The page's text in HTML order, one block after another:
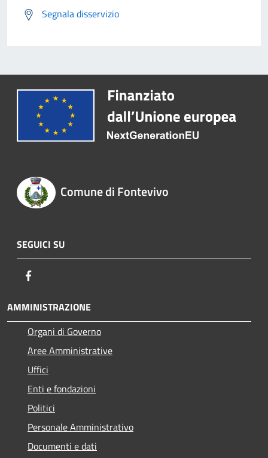
Segnala disservizio
Comune di Fontevivo
SEGUICI SU
AMMINISTRAZIONE
Organi di Governo
Aree Amministrative
Uffici
Enti e fondazioni
Politici
Personale Amministrativo
Documenti e dati